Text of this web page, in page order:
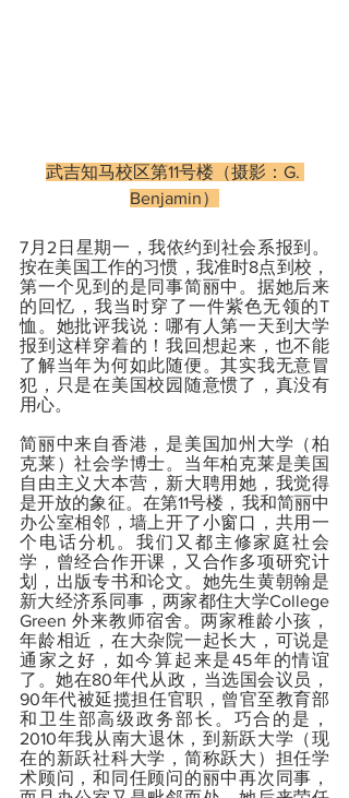
武吉知马校区第11号楼（摄影：G.
Benjamin）
7月2日星期一，我依约到社会系报到。
按在美国工作的习惯，我准时8点到校，
第一个见到的是同事简丽中。据她后来
的回忆，我当时穿了一件紫色无领的T
恤。她批评我说：哪有人第一天到大学
报到这样穿着的！我回想起来，也不能
了解当年为何如此随便。其实我无意冒
犯，只是在美国校园随意惯了，真没有
用心。
简丽中来自香港，是美国加州大学（柏
克莱）社会学博士。当年柏克莱是美国
自由主义大本营，新大聘用她，我觉得
是开放的象征。在第11号楼，我和简丽中
办公室相邻，墙上开了小窗口，共用一
个电话分机。我们又都主修家庭社会
学，曾经合作开课，又合作多项研究计
划，出版专书和论文。她先生黄朝翰是
新大经济系同事，两家都住大学College
Green 外来教师宿舍。两家稚龄小孩，
年龄相近，在大杂院一起长大，可说是
通家之好，如今算起来是45年的情谊
了。她在80年代从政，当选国会议员，
90年代被延揽担任官职，曾官至教育部
和卫生部高级政务部长。巧合的是，
2010年我从南大退休，到新跃大学（现
在的新跃社科大学，简称跃大）担任学
术顾问，和同任顾问的丽中再次同事，